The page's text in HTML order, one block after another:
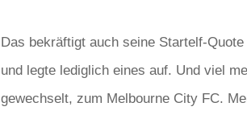
Das bekräftigt auch seine Startelf-
und legte lediglich eines auf. Und viel
gewechselt, zum Melbourne City FC.